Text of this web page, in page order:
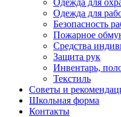
Одежда для
Одежда для
Безопасность
Пожарное
Средства
Защита рук
Инвентарь,
Текстиль
Советы и
Школьная форма
Контакты